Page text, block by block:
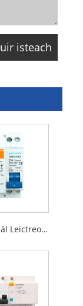
1p+n Cineál Leictreonach RCBO